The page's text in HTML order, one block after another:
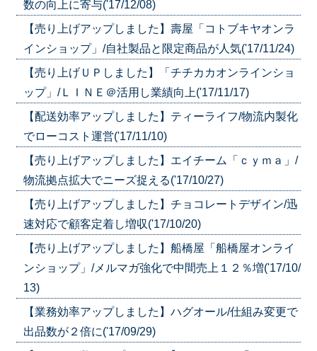
数の向上に寄与('17/12/08)
【売り上げアップしました】壽屋「コトブキヤオンラ
インショップ」/自社製品と限定商品が人気('17/11/24)
【売り上げＵＰしました】「チチカカオンラインショ
ップ」/ＬＩＮＥ＠活用し業績向上('17/11/17)
【配送効率アップしました】ティーライフ/物流内製化
でローコスト運営('17/11/10)
【売り上げアップしました】エイチーム「ｃｙｍａ」/
物流拠点拡大でニーズ捉える('17/10/27)
【売り上げアップしました】チョコレートデザイン/迅
速対応で顧客定着し増収('17/10/20)
【売り上げアップしました】船橋屋「船橋屋オンライ
ンショップ」/メルマガ強化で中間売上１２％増('17/10/
13)
【業務効率アップしました】ハグオール/仕組み変更で
出品数が２倍に('17/09/29)